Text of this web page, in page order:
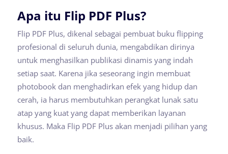
Apa itu Flip PDF Plus?
Flip PDF Plus, dikenal sebagai pembuat buku flipping
profesional di seluruh dunia, mengabdikan dirinya
untuk menghasilkan publikasi dinamis yang indah
setiap saat. Karena jika seseorang ingin membuat
photobook dan menghadirkan efek yang hidup dan
cerah, ia harus membutuhkan perangkat lunak satu
atap yang kuat yang dapat memberikan layanan
khusus. Maka Flip PDF Plus akan menjadi pilihan yang
baik.